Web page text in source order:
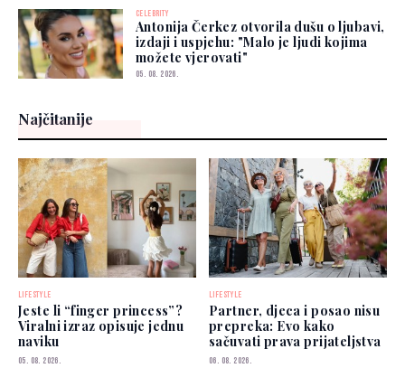
CELEBRITY
Antonija Čerkez otvorila dušu o ljubavi,
izdaji i uspjehu: "Malo je ljudi kojima
možete vjerovati"
05. 08. 2026.
Najčitanije
LIFESTYLE
Jeste li “finger princess”?
Viralni izraz opisuje jednu
naviku
05. 08. 2026.
LIFESTYLE
Partner, djeca i posao nisu
prepreka: Evo kako
sačuvati prava prijateljstva
06. 08. 2026.